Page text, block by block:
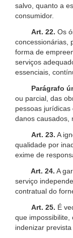
salvo, quanto a
consumidor.
Art. 22. Os
concessionárias,
forma de
serviços
essenciais,
Parágrafo
ou parcial, das
pessoas
danos causados,
Art. 23. A
qualidade por
exime de
Art. 24. A
serviço
contratual do
Art. 25. É
que impossibilite,
indenizar